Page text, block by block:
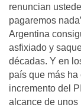
renuncian
pagaremos
Argentina
asfixiado y
décadas. Y en
país que más
incremento del
alcance de unos